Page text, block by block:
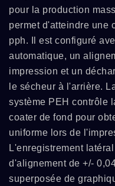
pour la production
permet d'atteindre une
pph. Il est configuré
automatique, un
impression et un
le sécheur à l'arrière.
système PEH contrôle
coater de fond pour
uniforme lors de
L'enregistrement
d'alignement de +/-
superposée de